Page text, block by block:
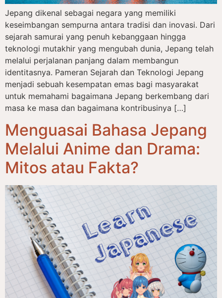
Jepang dikenal sebagai negara yang memiliki
keseimbangan sempurna antara tradisi dan inovasi. Dari
sejarah samurai yang penuh kebanggaan hingga
teknologi mutakhir yang mengubah dunia, Jepang telah
melalui perjalanan panjang dalam membangun
identitasnya. Pameran Sejarah dan Teknologi Jepang
menjadi sebuah kesempatan emas bagi masyarakat
untuk memahami bagaimana Jepang berkembang dari
masa ke masa dan bagaimana kontribusinya […]
Menguasai Bahasa Jepang
Melalui Anime dan Drama:
Mitos atau Fakta?